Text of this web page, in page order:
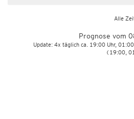
Alle
Prognose vom
Update: 4x täglich ca. 19:00 Uhr,
(19:00,